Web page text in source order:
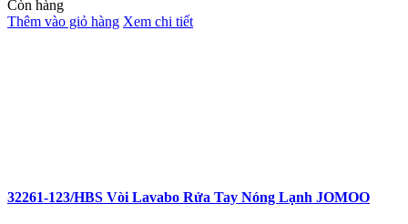
Còn hàng
Thêm vào giỏ hàng Xem chi tiết
32261-123/HBS Vòi Lavabo Rửa Tay Nóng Lạnh JOMOO